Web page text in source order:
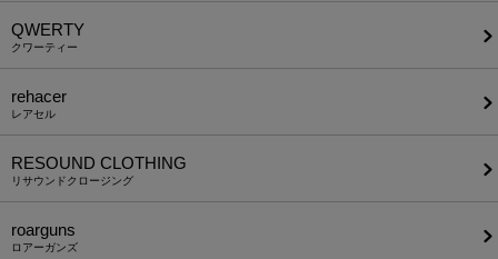
QWERTY
クワーティー
rehacer
レアセル
RESOUND CLOTHING
リサウンドクロージング
roarguns
ロアーガンズ